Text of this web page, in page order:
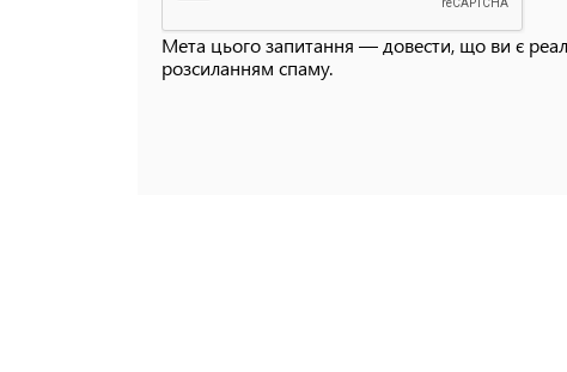
Мета цього запитання — довести, що ви є
розсиланням спаму.